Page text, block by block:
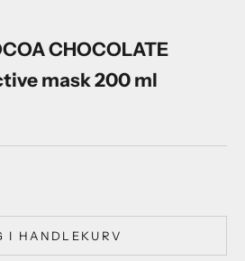
CHOCOLATE
mask 200 ml
I HANDLEKURV